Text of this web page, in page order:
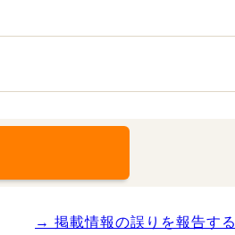
→ 掲載情報の誤りを報告する